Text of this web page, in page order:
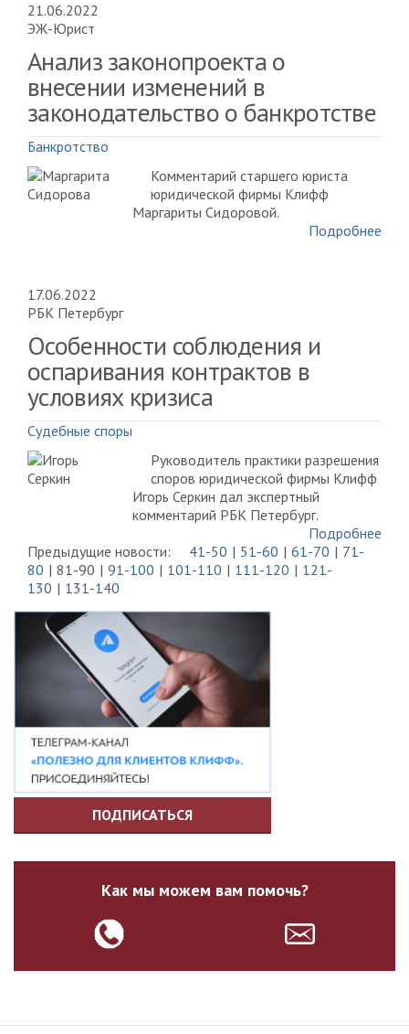
21.06.2022
ЭЖ-Юрист
Анализ законопроекта о
внесении изменений в
законодательство о банкротстве
Банкротство
Комментарий старшего юриста
юридической фирмы Клифф
Маргариты Сидоровой.
Подробнее
17.06.2022
РБК Петербург
Особенности соблюдения и
оспаривания контрактов в
условиях кризиса
Судебные споры
Руководитель практики разрешения
споров юридической фирмы Клифф
Игорь Серкин дал экспертный
комментарий РБК Петербург.
Подробнее
Предыдущие новости:
41-50 51-60 61-70
71-
80
81-90 91-100 101-110 111-120
121-
130
131-140
ПОДПИСАТЬСЯ
Как мы можем вам помочь?